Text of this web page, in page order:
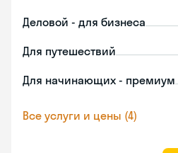
Деловой - для бизнеса
Для путешествий
Для начинающих - премиум
Все услуги и цены (4)